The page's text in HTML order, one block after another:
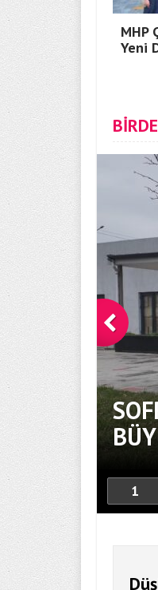
MHP
Yeni
1